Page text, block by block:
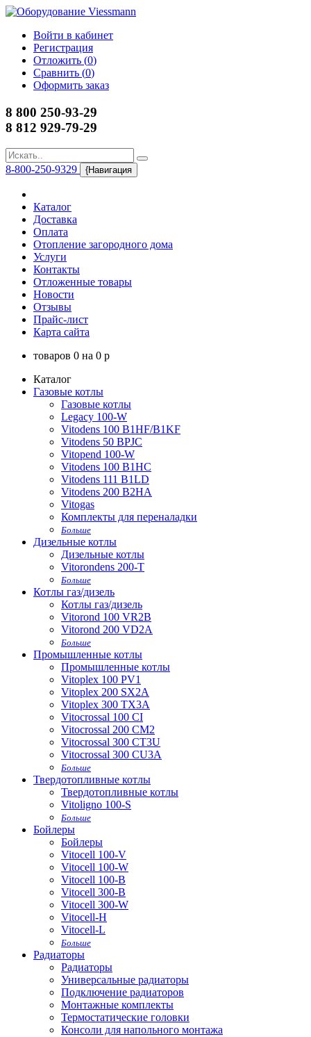
Войти в кабинет
Регистрация
Отложить (0)
Сравнить (0)
Оформить заказ
8 800 250-93-29
8 812 929-79-29
8-800-250-9329 {Навигация
Каталог
Доставка
Оплата
Отопление загородного дома
Услуги
Контакты
Отложенные товары
Новости
Отзывы
Прайс-лист
Карта сайта
товаров 0 на 0 p
Каталог
Газовые котлы
Газовые котлы
Legacy 100-W
Vitodens 100 B1HF/B1KF
Vitodens 50 BPJC
Vitopend 100-W
Vitodens 100 B1HC
Vitodens 111 B1LD
Vitodens 200 B2HA
Vitogas
Комплекты для переналадки
Больше
Дизельные котлы
Дизельные котлы
Vitorondens 200-T
Больше
Котлы газ/дизель
Котлы газ/дизель
Vitorond 100 VR2B
Vitorond 200 VD2A
Больше
Промышленные котлы
Промышленные котлы
Vitoplex 100 PV1
Vitoplex 200 SX2A
Vitoplex 300 TX3A
Vitocrossal 100 CI
Vitocrossal 200 CM2
Vitocrossal 300 CT3U
Vitocrossal 300 CU3A
Больше
Твердотопливные котлы
Твердотопливные котлы
Vitoligno 100-S
Больше
Бойлеры
Бойлеры
Vitocell 100-V
Vitocell 100-W
Vitocell 100-B
Vitocell 300-B
Vitocell 300-W
Vitocell-H
Vitocell-L
Больше
Радиаторы
Радиаторы
Универсальные радиаторы
Подключение радиаторов
Монтажные комплекты
Термостатические головки
Консоли для напольного монтажа